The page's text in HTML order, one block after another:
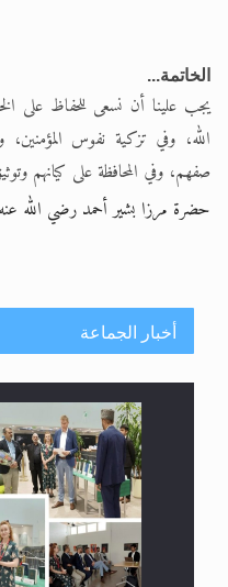
الخاتمة...
يجب علينا أن نسعى للحفاظ على
الله، وفي تزكية نفوس
صفهم، وفي المحافظة على كيانهم
حضرة مرزا بشير أحمد رضي الله عنه
أخبار الجماعة